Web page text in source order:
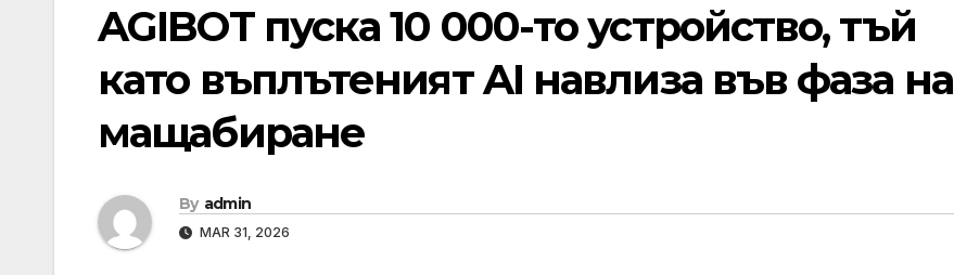
AGIBOT пуска 10 000-то устройство, тъй
като въплътеният AI навлиза във фаза на
мащабиране
By admin
MAR 31, 2026